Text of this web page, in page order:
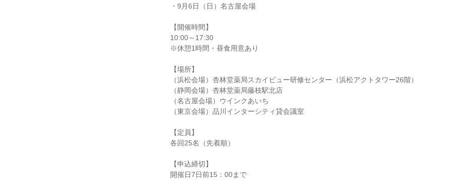
・9月6日（日）名古屋会場
【開催時間】
10:00～17:30
※休憩1時間・昼食用意あり
【場所】
（浜松会場）杏林堂薬局スカイビュー研修センター（浜松アクトタワー26階）
（静岡会場）杏林堂薬局藤枝駅北店
（名古屋会場）ウインクあいち
（東京会場）品川インターシティ貸会議室
【定員】
各回25名（先着順）
【申込締切】
開催日7日前15：00まで